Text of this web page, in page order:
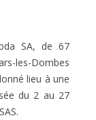
SA, de 67
les-Dombes
lieu à une
du 2 au 27